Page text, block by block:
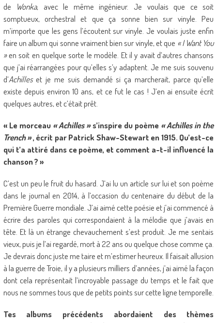
de
Wonka, avec le même ingénieur. Je voulais que ce soit
somptueux, orchestral et que ça sonne bien sur vinyle. Peu
m’importe que les gens l’écoutent sur vinyle. Je voulais juste enfin
faire un album qui sonne vraiment bien sur vinyle, et que « I Want You
»en soit en quelque sorte le modèle. Et il y avait d’autres chansons
que j’ai réarrangées pour qu’elles s’y adaptent. Je me suis souvenu
d’Achilleset je me suis demandé si ça marcherait, parce qu’elle
existe depuis environ 10 ans, et ce fut le cas ! J’en ai ensuite écrit
quelques autres, et c’était prêt.
« Le morceau « Achilles »s’inspire du poème «Achilles in the
Trench », écrit par Patrick Shaw-Stewart en 1915. Qu’est-ce
qui t’a attiré dans ce poème, et comment a-t-il influencé la
chanson ? »
C’est un peu le fruit du hasard. J’ai lu un article sur lui et son poème
dans le journal en 2014, à l’occasion du centenaire du début de la
Première Guerre mondiale. J’ai aimé cette poésie et j’ai commencé à
écrire des paroles qui correspondaient à la mélodie que j’avais en
tête. Et là un étrange chevauchement s’est produit. Je me sentais
vieux, puis je l’ai regardé, mort à 22 ans ou quelque chose comme ça.
Je devrais donc juste me taire et m’estimer heureux. Il faisait allusion
à la guerre de Troie, il y a plusieurs milliers d’années, j’ai aimé la façon
dont cela représentait l’incroyable passage du temps et le fait que
nous ne sommes tous que de petits points sur cette ligne temporelle.
Tes albums précédents abordaient des thèmes